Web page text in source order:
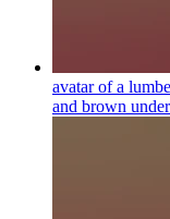
avatar of a
and brown